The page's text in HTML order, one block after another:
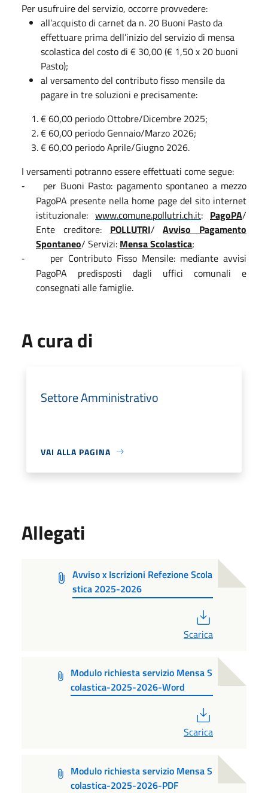
Per usufruire del servizio, occorre provvedere:
all’acquisto di carnet da n. 20 Buoni Pasto da
effettuare prima dell’inizio del servizio di mensa
scolastica del costo di € 30,00 (€ 1,50 x 20 buoni
Pasto);
al versamento del contributo fisso mensile da
pagare in tre soluzioni e precisamente:
€ 60,00 periodo Ottobre/Dicembre 2025;
€ 60,00 periodo Gennaio/Marzo 2026;
€ 60,00 periodo Aprile/Giugno 2026.
I versamenti potranno essere effettuati come segue:
-
per Buoni Pasto: pagamento spontaneo a mezzo
PagoPA presente nella home page del sito internet
istituzionale: www.comune.pollutri.ch.it: PagoPA/
Ente creditore: POLLUTRI/Avviso Pagamento
Spontaneo/ Servizi: Mensa Scolastica;
-
per Contributo Fisso Mensile: mediante avvisi
PagoPA predisposti dagli uffici comunali e
consegnati alle famiglie.
A cura di
Settore Amministrativo
VAI ALLA PAGINA
Allegati
Avviso x Iscrizioni Refezione Scola
stica 2025-2026
Scarica
Modulo richiesta servizio Mensa S
colastica-2025-2026-Word
Scarica
Modulo richiesta servizio Mensa S
colastica-2025-2026-PDF